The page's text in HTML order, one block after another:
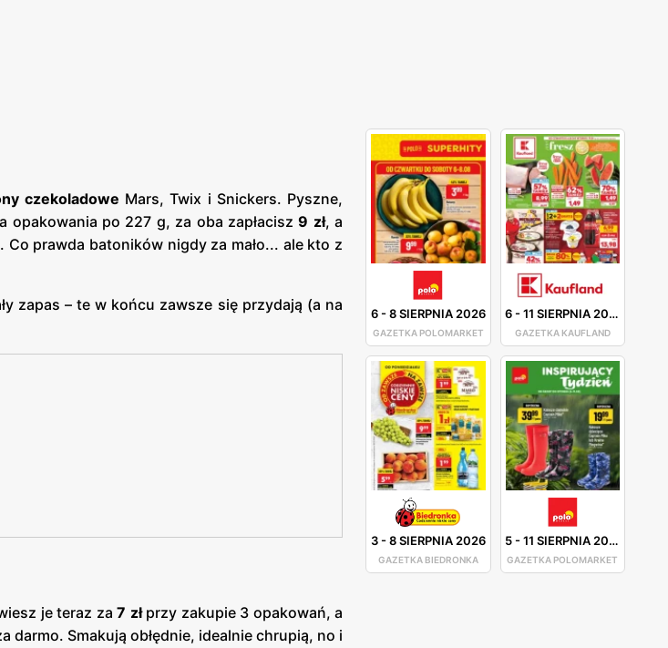
6-8 SIERPNIA 2026
GAZETKA POLOMARKET
6-11 SIERPNIA 2026
GAZETKA KAUFLAND
3-8 SIERPNIA 2026
GAZETKA BIEDRONKA
5-11 SIERPNIA 2026
GAZETKA POLOMARKET
czekoladowe Mars, Twix i Snickers. Pyszne,
opakowania po 227 g, za oba zapłacisz9 zł, a
Co prawda batoników nigdy za mało... ale kto z
zapas – te w końcu zawsze się przydają (a na
je teraz za7 złprzy zakupie 3 opakowań, a
darmo. Smakują obłędnie, idealnie chrupią, no i